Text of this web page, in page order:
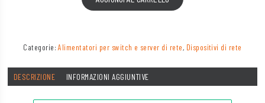
Categorie:Alimentatori per switch e server di rete, Dispositivi di rete
DESCRIZIONE INFORMAZIONI AGGIUNTIVE